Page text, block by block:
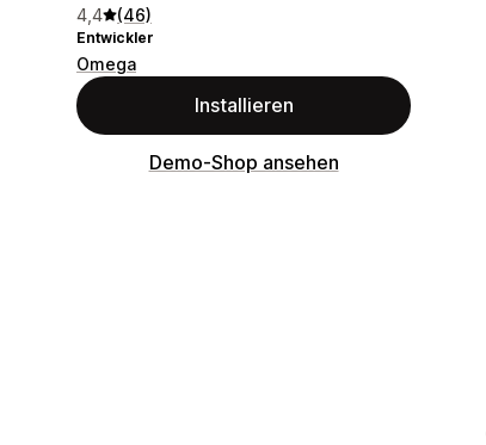
4,4 (46)
Entwickler
Omega
Installieren
Demo-Shop ansehen